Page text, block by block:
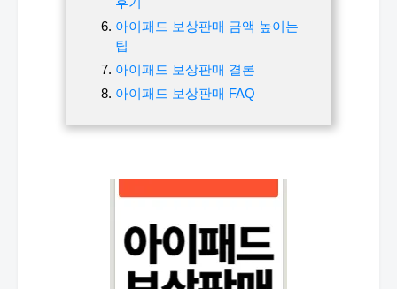
아이패드 보상판매 금액 높이는
팁
아이패드 보상판매 결론
아이패드 보상판매 FAQ